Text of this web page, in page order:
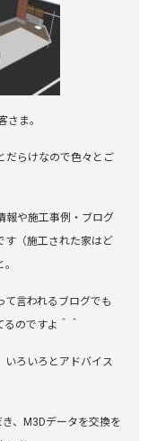
さま。
だらけなので色々とご
報や施工事例・ブログ
す（施工された家はど
て言われるブログでも
のですよ＾＾
いろいろとアドバイス
、M3Dデータを交換を